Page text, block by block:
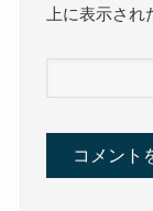
上に表示さ